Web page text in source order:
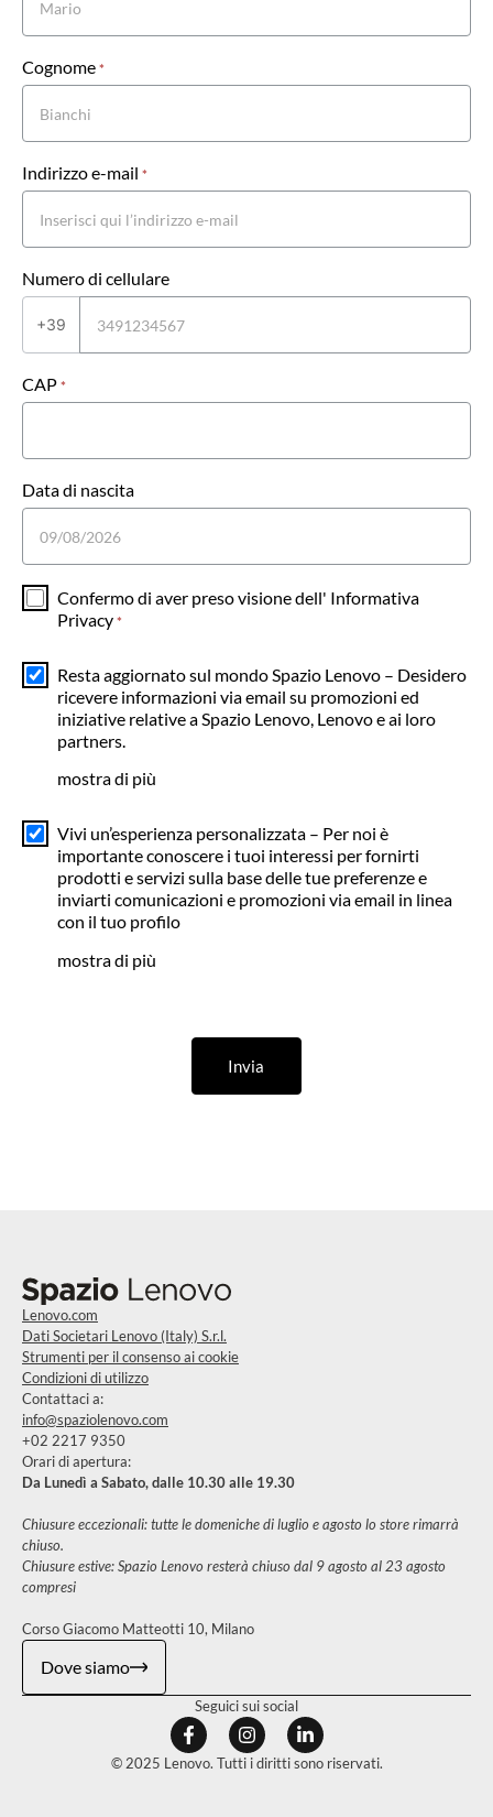
Cognome *
Indirizzo e-mail *
Numero di cellulare
+39
CAP *
Data di nascita
Confermo di aver preso visione dell' Informativa
Privacy *
Resta aggiornato sul mondo Spazio Lenovo – Desidero
ricevere informazioni via email su promozioni ed
iniziative relative a Spazio Lenovo, Lenovo e ai loro
partners.
mostra di più
Vivi un’esperienza personalizzata – Per noi è
importante conoscere i tuoi interessi per fornirti
prodotti e servizi sulla base delle tue preferenze e
inviarti comunicazioni e promozioni via email in linea
con il tuo profilo
mostra di più
Invia
Lenovo.com
Dati Societari Lenovo (Italy) S.r.l.
Strumenti per il consenso ai cookie
Condizioni di utilizzo
Contattaci a:
info@spaziolenovo.com
+02 2217 9350
Orari di apertura:
Da Lunedì a Sabato, dalle 10.30 alle 19.30
Chiusure eccezionali: tutte le domeniche di luglio e agosto lo store rimarrà
chiuso.
Chiusure estive: Spazio Lenovo resterà chiuso dal 9 agosto al 23 agosto
compresi
Corso Giacomo Matteotti 10, Milano
Dove siamo
Seguici sui social
© 2025 Lenovo. Tutti i diritti sono riservati.